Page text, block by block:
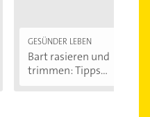
GESÜNDER LEBEN
Bart rasieren und
trimmen: Tipps...